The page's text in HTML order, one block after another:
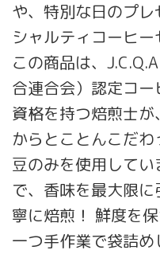
や、特別な日のプ
シャルティコーヒー
この商品は、
合連合会）認定コ
資格を持つ焙煎士
からとことんこだ
豆のみを使用して
で、香味を最大限
寧に焙煎！ 鮮度を
一つ手作業で袋詰